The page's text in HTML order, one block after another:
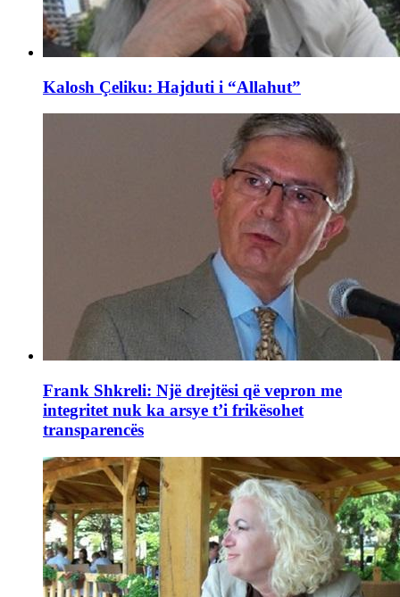
Kalosh Çeliku: Hajduti i “Allahut”
Frank Shkreli: Një drejtësi që vepron me
integritet nuk ka arsye t’i frikësohet
transparencës